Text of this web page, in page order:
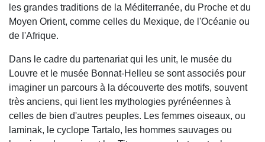
les grandes traditions de la Méditerranée, du Proche et du
Moyen Orient, comme celles du Mexique, de l'Océanie ou
de l'Afrique.
Dans le cadre du partenariat qui les unit, le musée du
Louvre et le musée Bonnat-Helleu se sont associés pour
imaginer un parcours à la découverte des motifs, souvent
très anciens, qui lient les mythologies pyrénéennes à
celles de bien d'autres peuples. Les femmes oiseaux, ou
laminak, le cyclope Tartalo, les hommes sauvages ou